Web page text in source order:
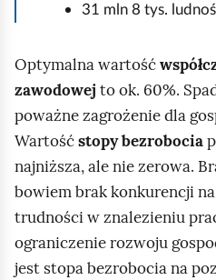
31 mln 8 tys.
Optymalna wartość
zawodowej to ok. 60%.
poważne zagrożenie dla
Wartośćstopy bezrobocia
najniższa, ale nie zerowa.
bowiem brak konkurencji
trudności w znalezieniu
ograniczenie rozwoju
jest stopa bezrobocia na